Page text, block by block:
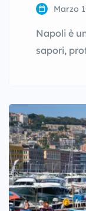
Marzo
Napoli è
sapori,
paradiso
food.
è stata
dal
“la strada
[…]